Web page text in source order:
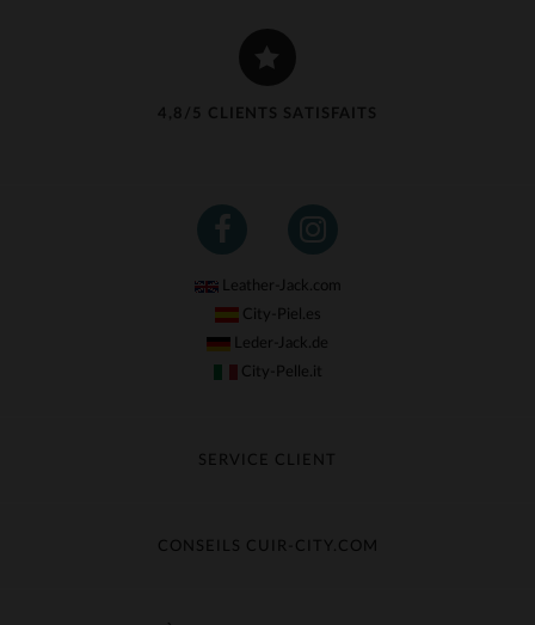
4,8/5 CLIENTS SATISFAITS
Leather-Jack.com
City-Piel.es
Leder-Jack.de
City-Pelle.it
SERVICE CLIENT
Échange & Remboursement
CONSEILS CUIR-CITY.COM